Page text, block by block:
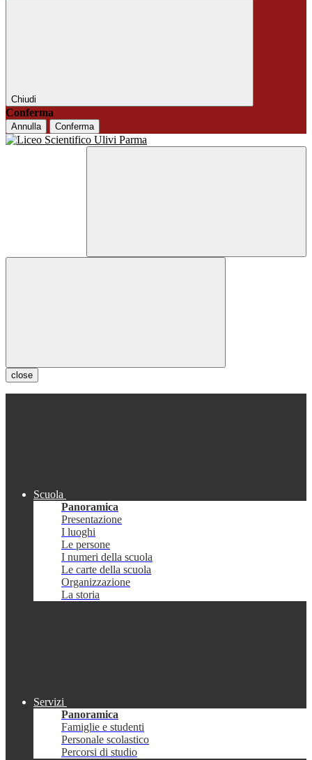
Chiudi
Conferma
Annulla Conferma
close
Scuola
Panoramica
Presentazione
I luoghi
Le persone
I numeri della scuola
Le carte della scuola
Organizzazione
La storia
Servizi
Panoramica
Famiglie e studenti
Personale scolastico
Percorsi di studio